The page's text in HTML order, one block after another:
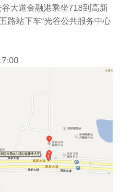
谷大道金融港乘坐718到高新
路站下车“光谷公共服务中心